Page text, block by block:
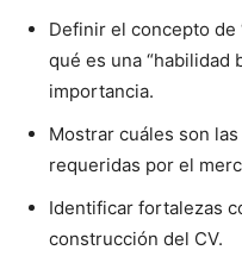
Definir el concepto de
qué es una “habilidad
importancia.
Mostrar cuáles son
requeridas por el
Identificar fortalezas
construcción del CV.